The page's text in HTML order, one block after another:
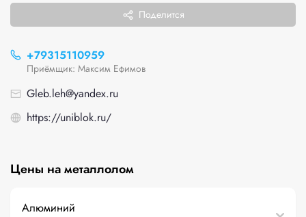
Поделится
+79315110959
Приёмщик: Максим Ефимов
Gleb.leh@yandex.ru
https://uniblok.ru/
Цены на металлолом
Алюминий